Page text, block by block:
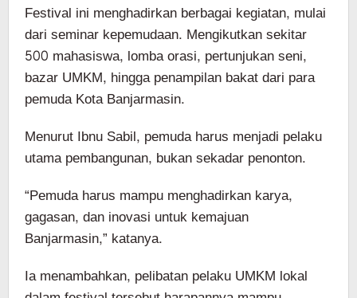
Festival ini menghadirkan berbagai kegiatan, mulai
dari seminar kepemudaan. Mengikutkan sekitar
500 mahasiswa, lomba orasi, pertunjukan seni,
bazar UMKM, hingga penampilan bakat dari para
pemuda Kota Banjarmasin.
Menurut Ibnu Sabil, pemuda harus menjadi pelaku
utama pembangunan, bukan sekadar penonton.
“Pemuda harus mampu menghadirkan karya,
gagasan, dan inovasi untuk kemajuan
Banjarmasin,” katanya.
Ia menambahkan, pelibatan pelaku UMKM lokal